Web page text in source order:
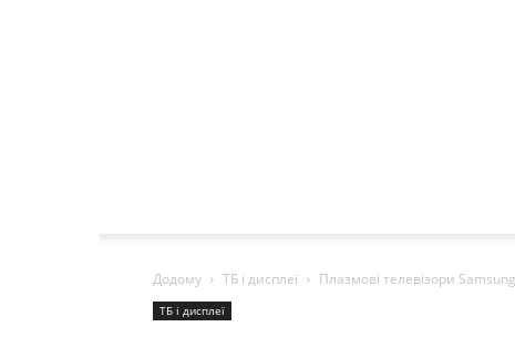
Додому ТБ і дисплеї Плазмові телевізори Samsung
ТБ і дисплеї